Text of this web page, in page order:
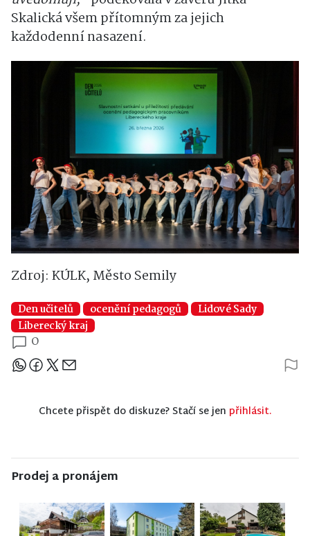
Skalická všem přítomným za jejich
každodenní nasazení.
Zdroj: KÚLK, Město Semily
Den učitelů ocenění pedagogů
Lidové Sady
Liberecký kraj
0
Sdílejte článek
Chcete přispět do diskuze? Stačí se jen přihlásit.
Prodej a pronájem